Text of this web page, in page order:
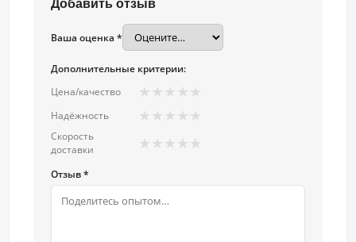
Добавить отзыв
Ваша оценка *
Дополнительные критерии:
Цена/качество
★ ★ ★ ★ ★
Надёжность ★ ★ ★ ★ ★
Скорость
доставки
★ ★ ★ ★ ★
Отзыв *